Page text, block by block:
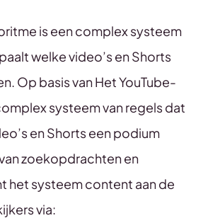
is een complex systeem
welke video’s en Shorts
Op basis van Het YouTube-
systeem van regels dat
en Shorts een podium
zoekopdrachten en
het systeem content aan de
via: